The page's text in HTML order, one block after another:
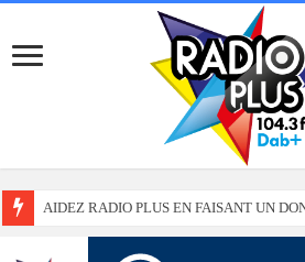
AIDEZ RADIO PLUS EN FAISANT UN